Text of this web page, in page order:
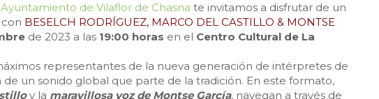
Ayuntamiento de Vilaflor de Chasna te invitamos a disfrutar de un
BESELCH RODRÍGUEZ, MARCO DEL CASTILLO & MONTSE
de 2023 a las 19:00 horas en el Centro Cultural de La
representantes de la nueva generación de intérpretes de
un sonido global que parte de la tradición. En este formato,
y la maravillosa voz de Montse García, navegan a través de